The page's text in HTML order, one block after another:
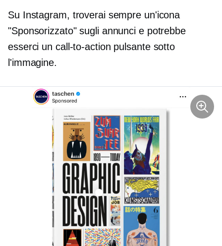
Su Instagram, troverai sempre un'icona
"Sponsorizzato" sugli annunci e potrebbe
esserci un call-to-action pulsante sotto
l'immagine.